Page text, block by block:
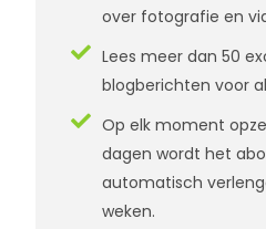
over fotografie en
Lees meer dan 50
blogberichten voor
Op elk moment
dagen wordt het
automatisch
weken.